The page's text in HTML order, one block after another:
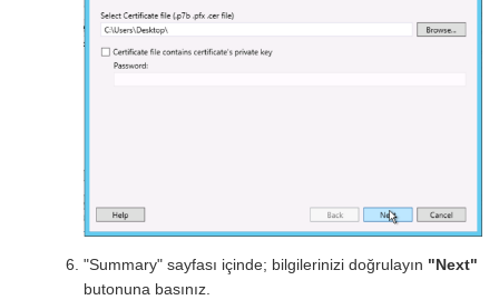
"Summary" sayfası içinde; bilgilerinizi doğrulayın "Next"
butonuna basınız.